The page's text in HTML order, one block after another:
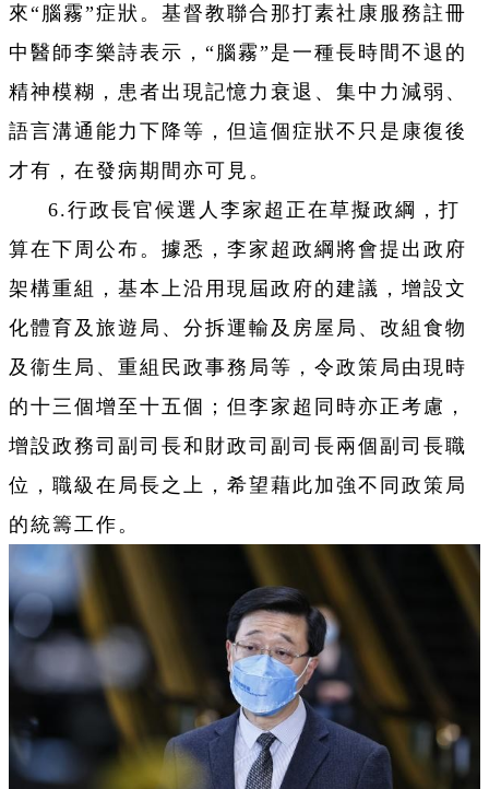
來“腦霧”症狀。基督教聯合那打素社康服務註冊
中醫師李樂詩表示，“腦霧”是一種長時間不退的
精神模糊，患者出現記憶力衰退、集中力減弱、
語言溝通能力下降等，但這個症狀不只是康復後
才有，在發病期間亦可見。
6.行政長官候選人李家超正在草擬政綱，打
算在下周公布。據悉，李家超政綱將會提出政府
架構重組，基本上沿用現屆政府的建議，增設文
化體育及旅遊局、分拆運輸及房屋局、改組食物
及衞生局、重組民政事務局等，令政策局由現時
的十三個增至十五個；但李家超同時亦正考慮，
增設政務司副司長和財政司副司長兩個副司長職
位，職級在局長之上，希望藉此加強不同政策局
的統籌工作。